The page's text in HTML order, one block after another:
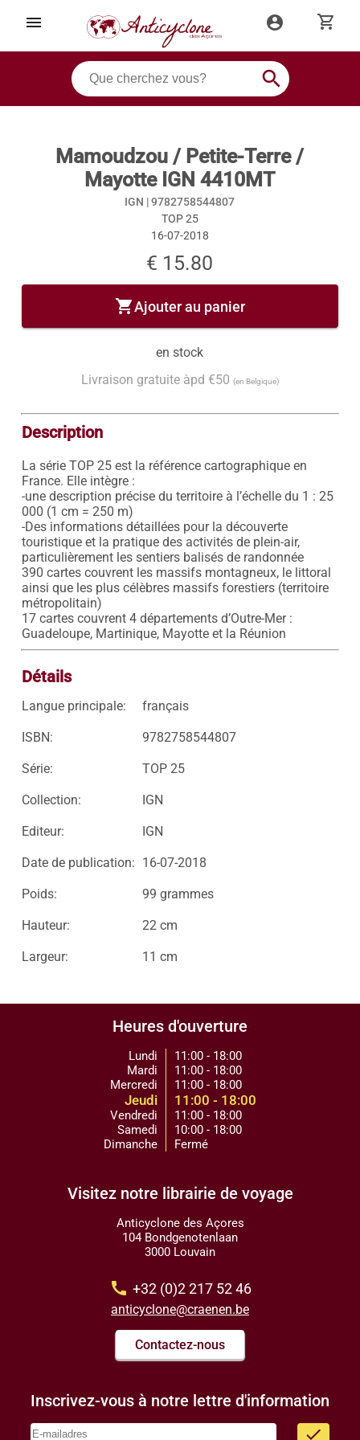
menu account_circle shopping_cart
search
Mamoudzou / Petite-Terre /
Mayotte IGN 4410MT
IGN |9782758544807
TOP 25
16-07-2018
€ 15.80
shopping_cartAjouter au panier
en stock
Livraison gratuite àpd €50 (en Belgique)
Description
La série TOP 25 est la référence cartographique en
France. Elle intègre :
-une description précise du territoire à l’échelle du 1 : 25
000 (1 cm = 250 m)
-Des informations détaillées pour la découverte
touristique et la pratique des activités de plein-air,
particulièrement les sentiers balisés de randonnée
390 cartes couvrent les massifs montagneux, le littoral
ainsi que les plus célèbres massifs forestiers (territoire
métropolitain)
17 cartes couvrent 4 départements d’Outre-Mer :
Détails
Langue principale: français
ISBN: 9782758544807
Série: TOP 25
Collection: IGN
Editeur: IGN
Date de publication: 16-07-2018
Poids: 99 grammes
Hauteur: 22 cm
Largeur: 11 cm
Heures d'ouverture
Lundi
Mardi
Mercredi
Jeudi
Vendredi
Samedi
Dimanche
11:00 - 18:00
11:00 - 18:00
11:00 - 18:00
11:00 - 18:00
11:00 - 18:00
10:00 - 18:00
Fermé
Visitez notre librairie de voyage
Anticyclone des Açores
104 Bondgenotenlaan
3000 Louvain
call +32 (0)2 217 52 46
anticyclone@craenen.be
Contactez-nous
Inscrivez-vous à notre lettre d'information
done